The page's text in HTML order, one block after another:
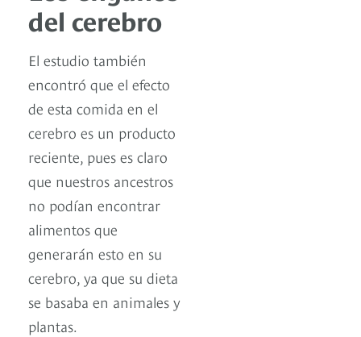
del cerebro
El estudio también
encontró que el efecto
de esta comida en el
cerebro es un producto
reciente, pues es claro
que nuestros ancestros
no podían encontrar
alimentos que
generarán esto en su
cerebro, ya que su dieta
se basaba en animales y
plantas.